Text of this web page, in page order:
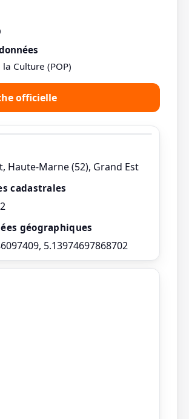
Culture (POP)
officielle
Haute-Marne (52), Grand Est
cadastrales
géographiques
5.13974697868702